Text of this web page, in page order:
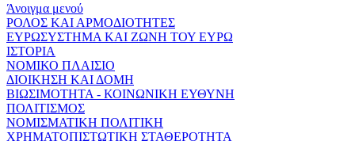
Άνοιγμα μενού
ΡΟΛΟΣ ΚΑΙ ΑΡΜΟΔΙΟΤΗΤΕΣ
ΕΥΡΩΣΥΣΤΗΜΑ ΚΑΙ ΖΩΝΗ ΤΟΥ ΕΥΡΩ
ΙΣΤΟΡΙΑ
ΝΟΜΙΚΟ ΠΛΑΙΣΙΟ
ΔΙΟΙΚΗΣΗ ΚΑΙ ΔΟΜΗ
ΒΙΩΣΙΜΟΤΗΤΑ - ΚΟΙΝΩΝΙΚΗ ΕΥΘΥΝΗ
ΠΟΛΙΤΙΣΜΟΣ
ΝΟΜΙΣΜΑΤΙΚΗ ΠΟΛΙΤΙΚΗ
ΧΡΗΜΑΤΟΠΙΣΤΩΤΙΚΗ ΣΤΑΘΕΡΟΤΗΤΑ